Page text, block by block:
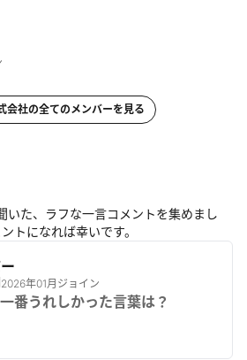
会社の全てのメンバーを見る
いた、ラフな一言コメントを集めまし
トになれば幸いです。
2026年01月ジョイン
番うれしかった言葉は？